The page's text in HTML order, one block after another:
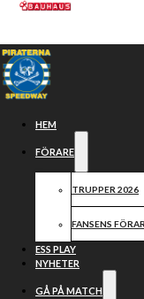
Hoppa till huvudinnehåll
HEM
FÖRARE
TRUPPER 2026
FANSENS
ESS PLAY
NYHETER
GÅ PÅ MATCH